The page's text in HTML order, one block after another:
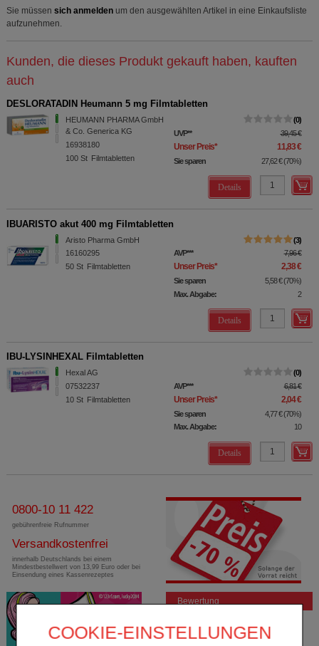
COOKIE-EINSTELLUNGEN
Sie müssen sich anmelden um den ausgewählten Artikel in eine Einkaufsliste
aufzunehmen.
Kunden, die dieses Produkt gekauft haben, kauften
auch
DESLORATADIN Heumann 5 mg Filmtabletten
HEUMANN PHARMA GmbH
& Co. Generica KG
16938180
100 St Filmtabletten
0
UVP** 39,45 €
Unser Preis* 11,83 €
Sie sparen 27,62 € (70%)
Details
IBUARISTO akut 400 mg Filmtabletten
Aristo Pharma GmbH
16160295
50 St Filmtabletten
3
AVP*** 7,96 €
Unser Preis* 2,38 €
Sie sparen 5,58 € (70%)
Max. Abgabe:
2
Details
IBU-LYSINHEXAL Filmtabletten
Hexal AG
07532237
10 St Filmtabletten
0
AVP*** 6,81 €
Unser Preis* 2,04 €
Sie sparen 4,77 € (70%)
Max. Abgabe:
10
Details
0800-10 11 422
gebührenfreie Rufnummer
Versandkostenfrei
innerhalb Deutschlands bei einem
Mindestbestellwert von 13,99 Euro oder bei
Einsendung eines Kassenrezeptes
Bewertung